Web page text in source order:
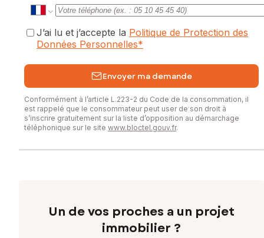
J’ai lu et j’accepte la Politique de Protection des
Données Personnelles*
Envoyer ma demande
Conformément à l’article L.223-2 du Code de la consommation, il
est rappelé que le consommateur peut user de son droit à
s’inscrire gratuitement sur la liste d’opposition au démarchage
téléphonique sur le site www.bloctel.gouv.fr.
Un de vos proches a un projet
immobilier ?